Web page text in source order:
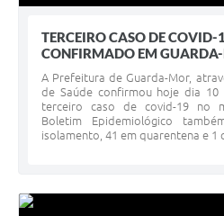
TERCEIRO CASO DE COVID-
CONFIRMADO EM
A Prefeitura de Guarda-Mor,
de Saúde confirmou hoje dia
terceiro caso de covid-
Boletim Epidemiológico
isolamento, 41 em quarentena e 1